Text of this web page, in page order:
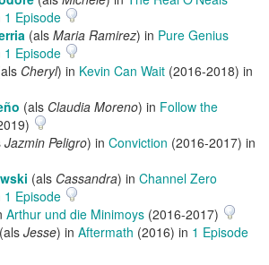
1 Episode
(als Maria Ramirez) in Pure Genius
1 Episode
Cheryl) in Kevin Can Wait (2016-2018) in
(als Claudia Moreno) in Follow the
Jazmin Peligro) in Conviction (2016-2017) in
(als Cassandra) in Channel Zero
1 Episode
Arthur und die Minimoys (2016-2017)
(als Jesse) in Aftermath (2016) in 1 Episode